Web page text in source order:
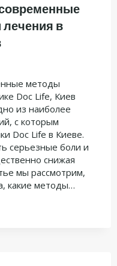
в
методы
Doc Life, Киев
из наиболее
с которым
Doc Life в Киеве.
серьезные боли и
снижая
мы рассмотрим,
какие методы…